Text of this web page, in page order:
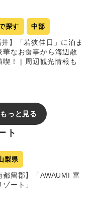
探す 中部
井】「若狭佳日」に泊ま
華なお食事から海辺散
喫！ | 周辺観光情報も
っと見る
ト
梨県
都留郡】「AWAUMI 富
ート」